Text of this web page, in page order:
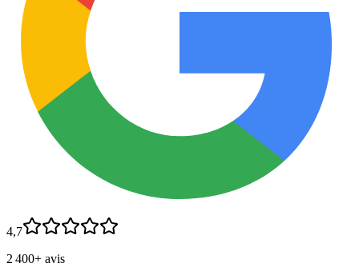
4,7
2 400+ avis